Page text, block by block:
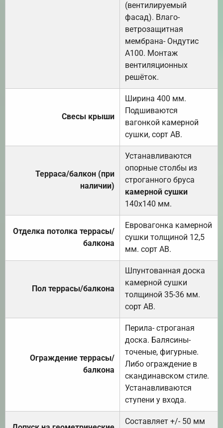
(вентилируемый
фасад). Влаго-
ветрозащитная
мембрана- Ондутис
А100. Монтаж
вентиляционных
решёток.
Свесы крыши
Ширина 400 мм.
Подшиваются
вагонкой камерной
сушки, сорт АВ.
Терраса/балкон (при
наличии)
Устанавливаются
опорные столбы из
строганного бруса
камерной сушки
140х140 мм.
Отделка потолка террасы/
балкона
Евровагонка камерной
сушки толщиной 12,5
мм. сорт АВ.
Пол террасы/балкона
Шпунтованная доска
камерной сушки
толщиной 35-36 мм.
сорт АВ.
Ограждение террасы/
балкона
Перила- строганая
доска. Балясины-
точеные, фигурные.
Либо ограждение в
скандинавском стиле.
Устанавливаются
ступени у входа.
Составляет +/- 50 мм